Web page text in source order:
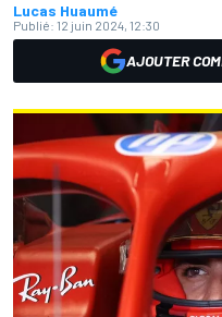
Lucas Huaumé
Publié: 12 juin 2024, 12:30
AJOUTER